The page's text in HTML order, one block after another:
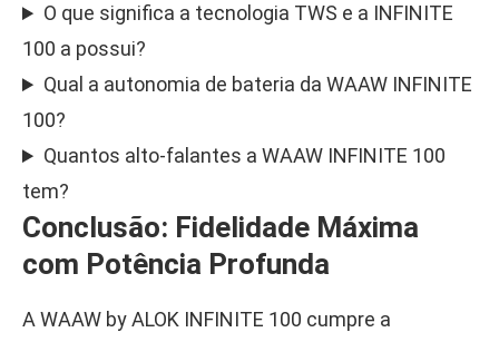
O que significa a tecnologia TWS e a INFINITE
100 a possui?
Qual a autonomia de bateria da WAAW INFINITE
100?
Quantos alto-falantes a WAAW INFINITE 100
tem?
Conclusão: Fidelidade Máxima
com Potência Profunda
A WAAW by ALOK INFINITE 100 cumpre a